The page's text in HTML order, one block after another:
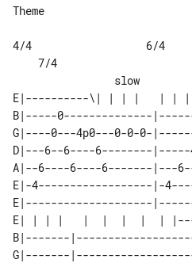
Theme
4/4                  6/4
E|----------\| | | |   |
B|-----0--------------
G|----0---4p0---0-0-0-
D|---6--6----6--------
A|--6----6----6-------|---
E|-4------------------|-
E|--------------------
E| | | |   |  |  |  |  |
B|-------
G|-------